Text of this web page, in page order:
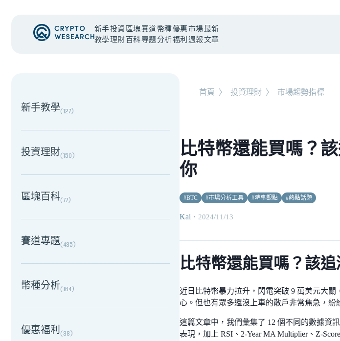
新手
教學
投資
理財
區塊
百科
賽道
專題
幣種
分析
優惠
福利
市場
週報
最新
文章
NEW EVENT
新手教學(127)
投資理財(150)
區塊百科(77)
賽道專題(435)
幣種分析(164)
優惠福利(38)
首頁 〉 投資理財 〉 市場趨勢指標
比特幣還能買嗎？
你
#BTC #市場分析工具 #時事觀點 #熱點話題
Kai ・ 2024/11/13
比特幣還能買嗎？該
近日比特幣暴力拉升，閃電突破 9 萬美元大
心。但也有眾多還沒上車的散戶非常焦急，紛
這篇文章中，我們彙集了 12 個不同的數據資
表現，加上 RSI、2-Year MA Multiplier、Z-